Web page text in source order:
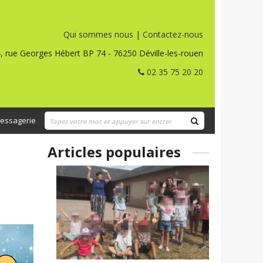
Qui sommes nous | Contactez-nous
rue Georges Hébert BP 74 - 76250 Déville-les-rouen
02 35 75 20 20
Articles populaires